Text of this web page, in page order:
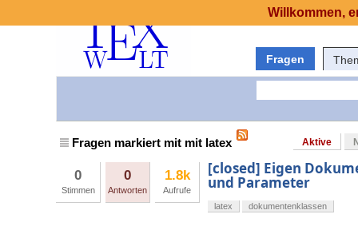
Fragen
Fragen markiert mit mit latex Aktive
0
Stimmen
0
Antworten
1.8k
Aufrufe
[closed] Eigen
und Parameter
latex dokumentenklassen
Willkommen,